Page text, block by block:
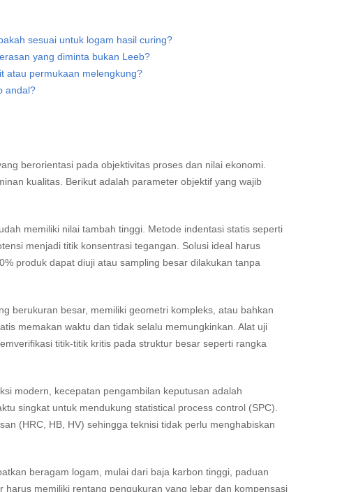
sesuai untuk logam hasil curing?
yang diminta bukan Leeb?
atau permukaan melengkung?
andal?
berorientasi pada objektivitas proses dan nilai ekonomi.
kualitas. Berikut adalah parameter objektif yang wajib
memiliki nilai tambah tinggi. Metode indentasi statis seperti
menjadi titik konsentrasi tegangan. Solusi ideal harus
produk dapat diuji atau sampling besar dilakukan tanpa
berukuran besar, memiliki geometri kompleks, atau bahkan
memakan waktu dan tidak selalu memungkinkan. Alat uji
titik-titik kritis pada struktur besar seperti rangka
modern, kecepatan pengambilan keputusan adalah
singkat untuk mendukung statistical process control (SPC).
(HRC, HB, HV) sehingga teknisi tidak perlu menghabiskan
beragam logam, mulai dari baja karbon tinggi, paduan
memiliki rentang pengukuran yang lebar dan kompensasi